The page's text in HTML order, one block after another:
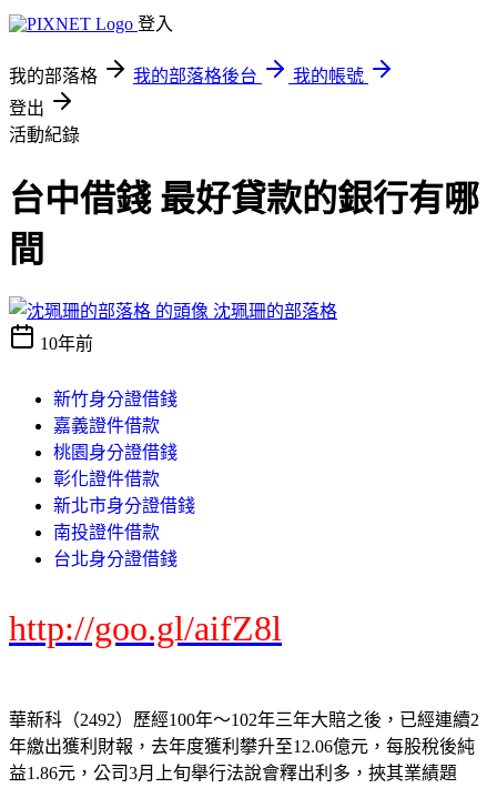
登入
我的部落格 我的部落格後台
我的帳號
登出
活動紀錄
台中借錢 最好貸款的銀行有哪
間
沈珮珊的部落格
10年前
新竹身分證借錢
嘉義證件借款
桃園身分證借錢
彰化證件借款
新北市身分證借錢
南投證件借款
台北身分證借錢
http://goo.gl/aifZ8l
華新科（2492）歷經100年～102年三年大賠之後，已經連續2
年繳出獲利財報，去年度獲利攀升至12.06億元，每股稅後純
益1.86元，公司3月上旬舉行法說會釋出利多，挾其業績題